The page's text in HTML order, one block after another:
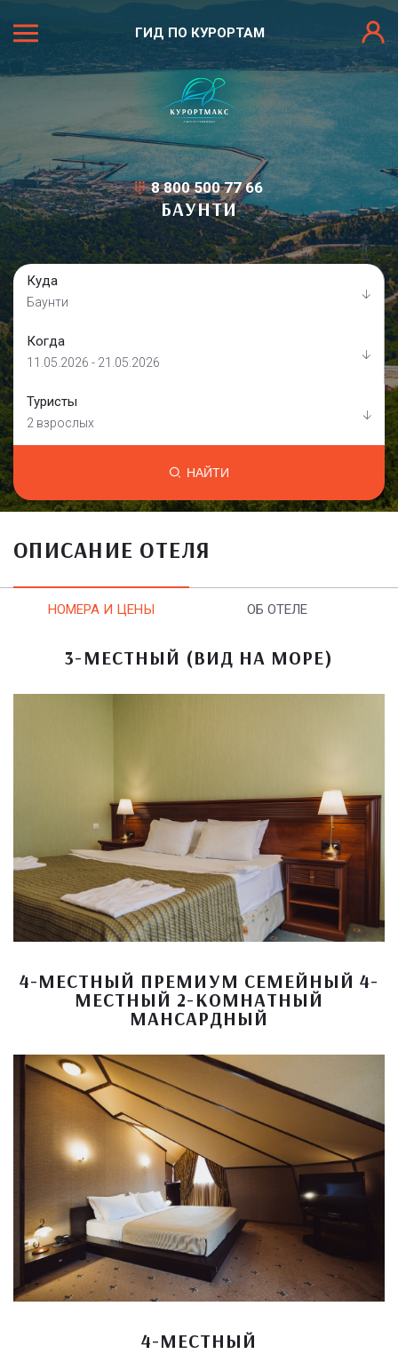
ГИД ПО КУРОРТАМ
8 800 500 77 66
БАУНТИ
Куда
Баунти
Когда
11.05.2026 - 21.05.2026
Туристы
2 взрослых
НАЙТИ
ОПИСАНИЕ ОТЕЛЯ
НОМЕРА И ЦЕНЫ ОБ ОТЕЛЕ
3-МЕСТНЫЙ (ВИД НА МОРЕ)
4-МЕСТНЫЙ ПРЕМИУМ СЕМЕЙНЫЙ 4-
МЕСТНЫЙ 2-КОМНАТНЫЙ
МАНСАРДНЫЙ
4-МЕСТНЫЙ